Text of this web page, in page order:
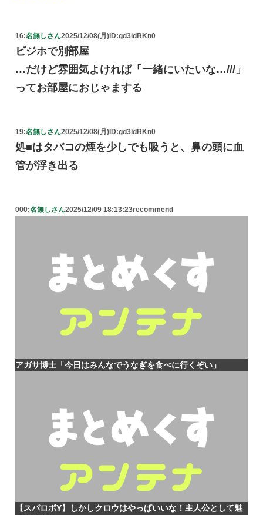
16:名無しさん2025/12/08(月) ID:gd3ldRKn0
ビジホで別部屋
…だけど雰囲気よければ「一緒にいたいな…///」
ってお部屋におじゃまする
19:名無しさん2025/12/08(月) ID:gd3ldRKn0
処■はタバコの煙を少しでも吸うと、鼻の頭に血
管が浮き出る
000:名無しさん2025/12/09 18:13:23recommend
アガサ博士「今日はみんなでうなぎを食べに行くぞい」
【スパロボY】しかしクロウはやっぱいいな！主人公として魅